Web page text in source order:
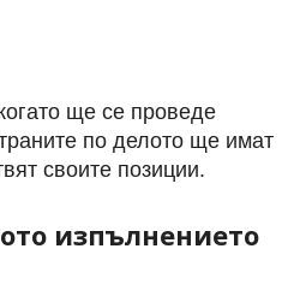
ще се проведе
по делото ще имат
своите позиции.
изпълнението